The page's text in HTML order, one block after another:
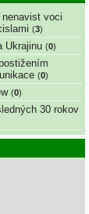
voci
(3)
Ukrajinu (0)
(0)
(0)
30 rokov